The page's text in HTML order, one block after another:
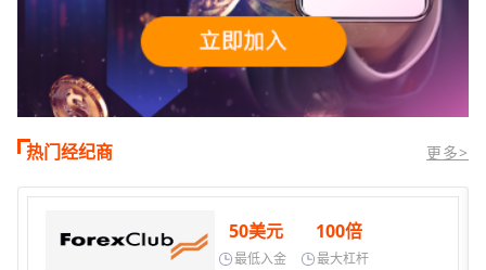
热门经纪商 更多>
50美元
最低入金
100倍
最大杠杆